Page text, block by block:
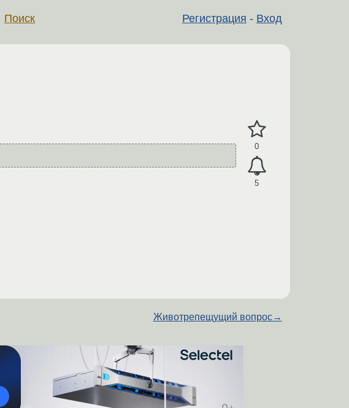
Регистрация - Вход
Поиск
0
5
Животрепещущий вопрос→